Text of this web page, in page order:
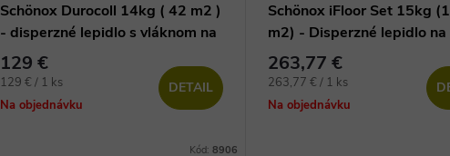
Schönox Durocoll 14kg ( 42 m2 )
- disperzné lepidlo s vláknom na
vinylové podlahy
129 €
Jednotková
cena:
129 € / 1 ks
Na objednávku
DETAIL
Kód: 8906
Schönox iFloor Set 15kg
m2) - Disperzné lepidlo na
lepenie vinylových dielcov
263,77 €
Jednotková
cena:
263,77 € / 1 ks
Na objednávku